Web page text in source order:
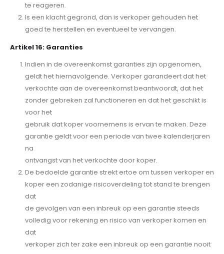
te reageren.
Is een klacht gegrond, dan is verkoper gehouden het
goed te herstellen en eventueel te vervangen.
Artikel 16: Garanties
Indien in de overeenkomst garanties zijn opgenomen,
geldt het hiernavolgende. Verkoper garandeert dat het
verkochte aan de overeenkomst beantwoordt, dat het
zonder gebreken zal functioneren en dat het geschikt is
voor het
gebruik dat koper voornemens is ervan te maken. Deze
garantie geldt voor een periode van twee kalenderjaren
na
ontvangst van het verkochte door koper.
De bedoelde garantie strekt ertoe om tussen verkoper en
koper een zodanige risicoverdeling tot stand te brengen
dat
de gevolgen van een inbreuk op een garantie steeds
volledig voor rekening en risico van verkoper komen en
dat
verkoper zich ter zake een inbreuk op een garantie nooit